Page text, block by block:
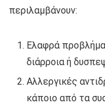
περιλαμβάνουν:
Ελαφρά
διάρροια ή
Αλλεργικές
κάποιο από τα